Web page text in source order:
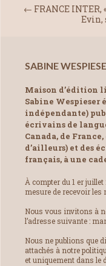
← FRANCE INTER,
Evin,
SABINE
Maison d’édition
Sabine Wespieser
indépendante)
écrivains de
Canada, de
d’ailleurs) et des
français, à une
À compter du 1 er
mesure de recevoir
Nous vous invitons à
l’adresse suivante :
Nous ne publions que
attachés à notre
et uniquement dans le